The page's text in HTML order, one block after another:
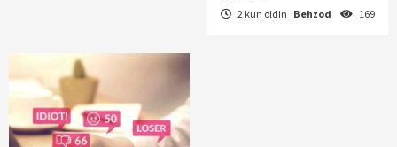
2 kun oldin Behzod 169